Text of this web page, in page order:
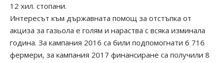
12 хил. стопани.
Интересът към държавната помощ за отстъпка от
акциза за газьола е голям и нараства с всяка изминала
година. За кампания 2016 са били подпомогнати 6 716
фермери, за кампания 2017 финансиране са получили 8